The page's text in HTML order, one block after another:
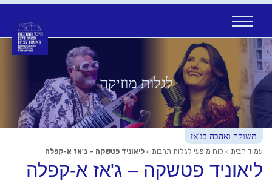
Skip
to
content
לגלות מוזיקה
תשוקה ואהבה בג'אז
עמוד הבית > לוח מופעי לגלות תרבות > ליאוניד פטשקה – ג'אז א-קפלה
ליאוניד פטשקה – ג'אז א-קפלה